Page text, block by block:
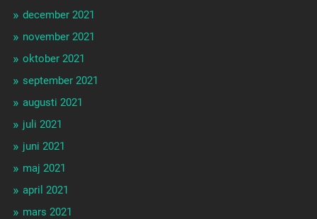
december 2021
november 2021
oktober 2021
september 2021
augusti 2021
juli 2021
juni 2021
maj 2021
april 2021
mars 2021